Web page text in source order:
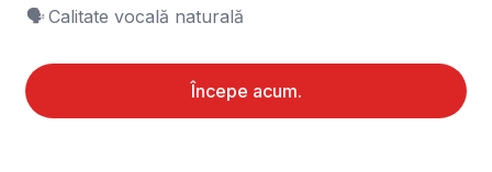
🗣️	Calitate vocală naturală
Începe acum.